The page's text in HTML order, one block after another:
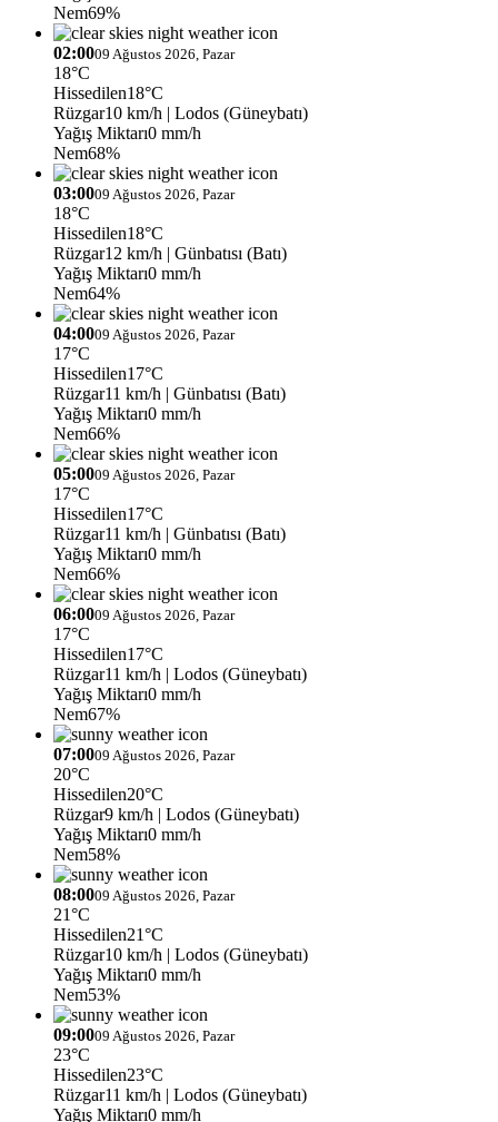
Nem69%
02:0009 Ağustos 2026, Pazar
18°C
Hissedilen18°C
Rüzgar10 km/h | Lodos (Güneybatı)
Yağış Miktarı0 mm/h
Nem68%
03:0009 Ağustos 2026, Pazar
18°C
Hissedilen18°C
Rüzgar12 km/h | Günbatısı (Batı)
Yağış Miktarı0 mm/h
Nem64%
04:0009 Ağustos 2026, Pazar
17°C
Hissedilen17°C
Rüzgar11 km/h | Günbatısı (Batı)
Yağış Miktarı0 mm/h
Nem66%
05:0009 Ağustos 2026, Pazar
17°C
Hissedilen17°C
Rüzgar11 km/h | Günbatısı (Batı)
Yağış Miktarı0 mm/h
Nem66%
06:0009 Ağustos 2026, Pazar
17°C
Hissedilen17°C
Rüzgar11 km/h | Lodos (Güneybatı)
Yağış Miktarı0 mm/h
Nem67%
07:0009 Ağustos 2026, Pazar
20°C
Hissedilen20°C
Rüzgar9 km/h | Lodos (Güneybatı)
Yağış Miktarı0 mm/h
Nem58%
08:0009 Ağustos 2026, Pazar
21°C
Hissedilen21°C
Rüzgar10 km/h | Lodos (Güneybatı)
Yağış Miktarı0 mm/h
Nem53%
09:0009 Ağustos 2026, Pazar
23°C
Hissedilen23°C
Rüzgar11 km/h | Lodos (Güneybatı)
Yağış Miktarı0 mm/h